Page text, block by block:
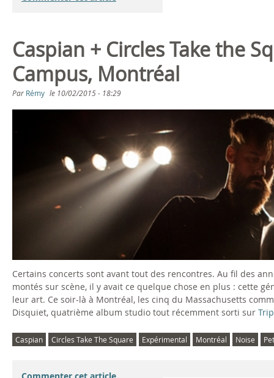
Caspian + Circles Take the
Campus, Montréal
Par Rémy le 10/02/2015 - 18:29
Certains concerts sont avant tout des rencontres. Au fil des
montés sur scène, il y avait ce quelque chose en plus : cette
leur art. Ce soir-là à Montréal, les cinq du Massachusetts
Disquiet, quatrième album studio tout récemment sorti sur
Caspian Circles Take The Square Expérimental Montréal Noise
Commenter cet article